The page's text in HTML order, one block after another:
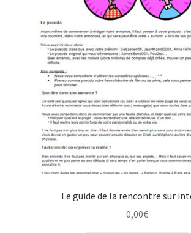
Le guide de la rencontre sur
0,00€